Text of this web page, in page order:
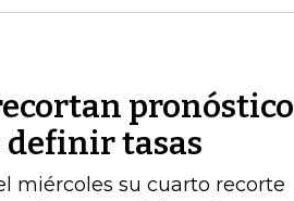
pronóstico
definir tasas
miércoles su cuarto recorte